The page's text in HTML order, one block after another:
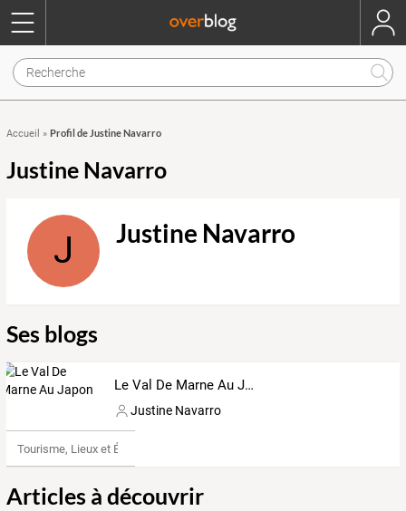
Accueil » Profil de Justine Navarro
Justine Navarro
J Justine Navarro
Ses blogs
Le Val De Marne Au Japon
Justine Navarro
Tourisme, Lieux et Événements
Articles à découvrir